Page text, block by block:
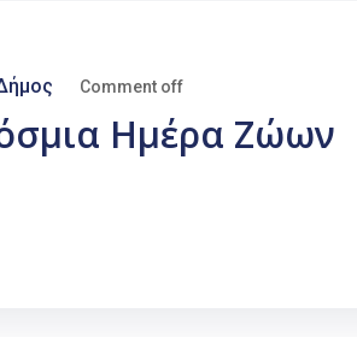
Comment off
Ημέρα Ζώων